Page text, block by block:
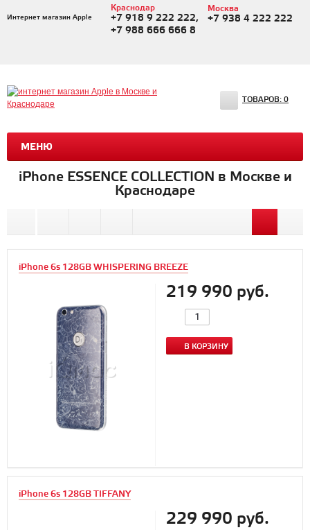
Интернет магазин Apple
Краснодар
+7 918 9 222 222,
+7 988 666 666 8
Москва
+7 938 4 222 222
МЕНЮ
ТОВАРОВ: 0
iPhone ESSENCE COLLECTION в Москве и
Краснодаре
iPhone 6s 128GB WHISPERING BREEZE
219 990 руб.
В КОРЗИНУ
iPhone 6s 128GB TIFFANY
229 990 руб.